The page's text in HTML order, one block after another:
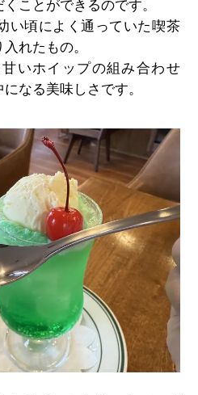
ことができるのです。
い頃によ く通っていた喫茶
れたもの。
いホイップの組み合わせ
なる美味しさです。